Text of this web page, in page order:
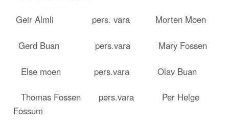
Geir Almli pers. vara Morten Moen
Gerd Buan pers.vara Mary Fossen
Else moen pers.vara Olav Buan
Thomas Fossen pers.vara Per Helge
Fossum